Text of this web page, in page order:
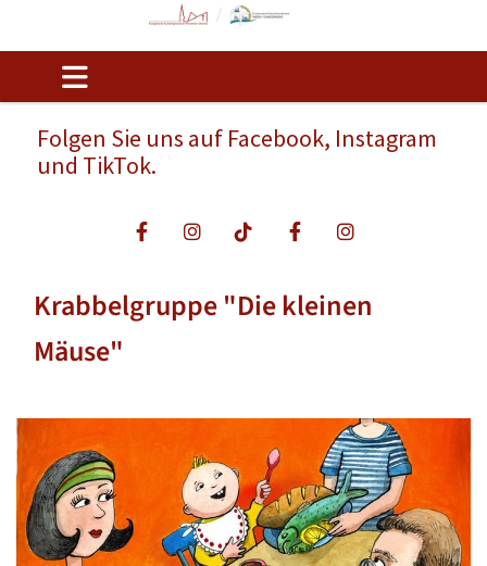
Folgen Sie uns auf Facebook, Instagram
und TikTok.
Krabbelgruppe "Die kleinen
Mäuse"